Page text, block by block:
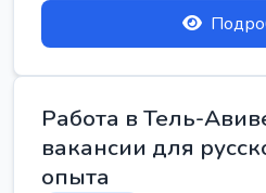
Работа в Тель-
вакансии для
опыта